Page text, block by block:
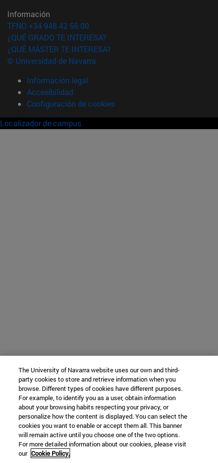
Información
TFNO +34 948 42 56 00
¿QUÉ GRADO TE INTERESA?
¿QUÉ MÁSTER TE INTERESA?
© Universidad de Navarra
Información legal
Accesibilidad
Configuración de cookies
Localizador de campus
The University of Navarra website uses our own and third-
party cookies to store and retrieve information when you
browse. Different types of cookies have different purposes.
For example, to identify you as a user, obtain information
about your browsing habits respecting your privacy, or
personalize how the content is displayed. You can select the
cookies you want to enable or accept them all. This banner
will remain active until you choose one of the two options.
For more detailed information about our cookies, please visit
our Cookie Policy.